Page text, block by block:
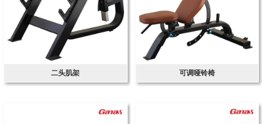
二头肌架 可调哑铃椅